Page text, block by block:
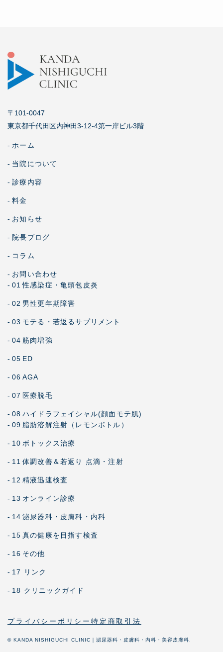
〒101-0047
東京都千代田区内神田3-12-4第一岸ビル3階
- ホーム
- 当院について
- 診療内容
- 料金
- お知らせ
- 院長ブログ
- コラム
- お問い合わせ
- 01 性感染症・亀頭包皮炎
- 02 男性更年期障害
- 03 モテる・若返るサプリメント
- 04 筋肉増強
- 05 ED
- 06 AGA
- 07 医療脱毛
- 08 ハイドラフェイシャル(顔面モテ肌)
- 09 脂肪溶解注射（レモンボトル）
- 10 ボトックス治療
- 11 体調改善＆若返り 点滴・注射
- 12 精液迅速検査
- 13 オンライン診療
- 14 泌尿器科・皮膚科・内科
- 15 真の健康を目指す検査
- 16 その他
- 17 リンク
- 18 クリニックガイド
プライバシーポリシー 特定商取引法
© KANDA NISHIGUCHI CLINIC｜泌尿器科・皮膚科・内科・美容皮膚科.